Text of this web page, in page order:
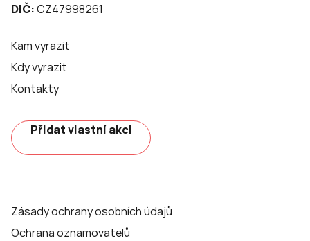
DIČ:CZ47998261
Kam vyrazit
Kdy vyrazit
Kontakty
Přidat vlastní akci
Zásady ochrany osobních údajů
Ochrana oznamovatelů